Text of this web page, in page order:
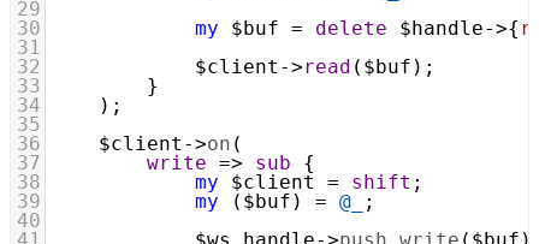
29
30
my $buf = delete $handle->{
31
32
$client ->read ( $buf );
33
        }
34
    );
35
36
$client ->on (
37
write => sub {
38
my $client = shift ;
39
my ( $buf ) = @_
;
40